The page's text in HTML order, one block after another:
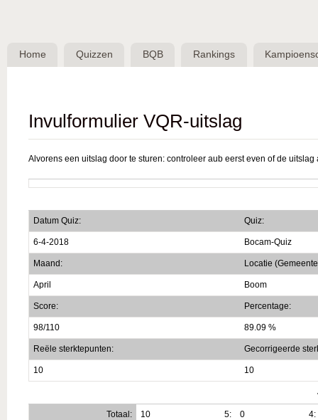
Belgische
QuizBond
Home Quizzen BQB Rankings
Invulformulier VQR-uitslag
Alvorens een uitslag door te sturen: controleer aub eerst even of de
Datum Quiz: Quiz:
6-4-2018 Bocam-Quiz
Maand: Locatie
April Boom
Score: Percentage:
98/110 89.09 %
Reële sterktepunten: Gecorrigeerde
10 10
Totaal:
10 5: 0 4: